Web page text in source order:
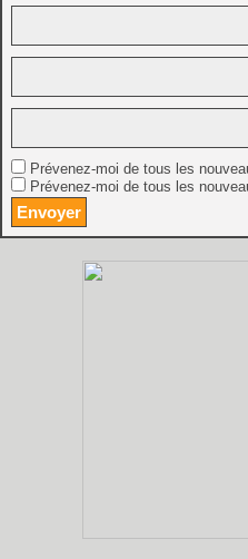
Prévenez-moi de tous les
Prévenez-moi de tous les